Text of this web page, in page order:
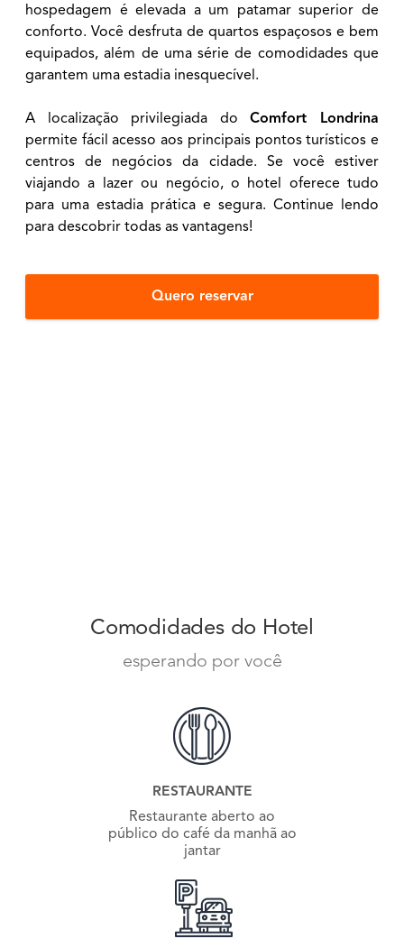
hospedagem é elevada a um patamar superior de
conforto. Você desfruta de quartos espaçosos e bem
equipados, além de uma série de comodidades que
garantem uma estadia inesquecível.
A localização privilegiada doComfort Londrina
permite fácil acesso aos principais pontos turísticos e
centros de negócios da cidade. Se você estiver
viajando a lazer ou negócio, o hotel oferece tudo
para uma estadia prática e segura. Continue lendo
para descobrir todas as vantagens!
Quero reservar
Comodidades do Hotel
esperando por você
RESTAURANTE
Restaurante aberto ao
público do café da manhã ao
jantar